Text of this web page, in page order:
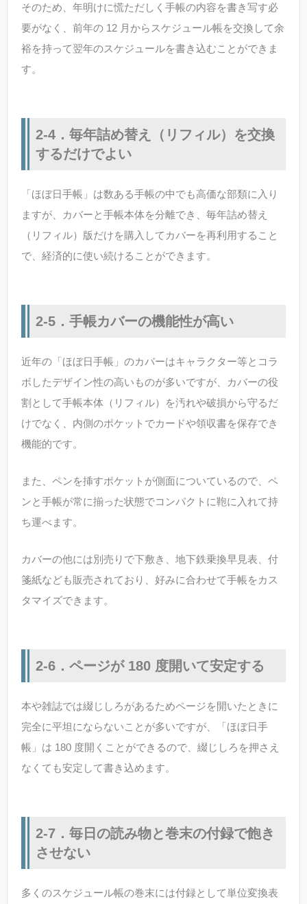
そのため、年明けに慌ただしく手帳の内容を書き写す必
要がなく、前年の 12 月からスケジュール帳を交換して余
裕を持って翌年のスケジュールを書き込むことができま
す。
2-4．毎年詰め替え（リフィル）を交換
するだけでよい
「ほぼ日手帳」は数ある手帳の中でも高価な部類に入り
ますが、カバーと手帳本体を分離でき、毎年詰め替え
（リフィル）版だけを購入してカバーを再利用すること
で、経済的に使い続けることができます。
2-5．手帳カバーの機能性が高い
近年の「ほぼ日手帳」のカバーはキャラクター等とコラ
ボしたデザイン性の高いものが多いですが、カバーの役
割として手帳本体（リフィル）を汚れや破損から守るだ
けでなく、内側のポケットでカードや領収書を保存でき
機能的です。
また、ペンを挿すポケットが側面についているので、ペ
ンと手帳が常に揃った状態でコンパクトに鞄に入れて持
ち運べます。
カバーの他には別売りで下敷き、地下鉄乗換早見表、付
箋紙なども販売されており、好みに合わせて手帳をカス
タマイズできます。
2-6．ページが 180 度開いて安定する
本や雑誌では綴じしろがあるためページを開いたときに
完全に平坦にならないことが多いですが、「ほぼ日手
帳」は 180 度開くことができるので、綴じしろを押さえ
なくても安定して書き込めます。
2-7．毎日の読み物と巻末の付録で飽き
させない
多くのスケジュール帳の巻末には付録として単位変換表